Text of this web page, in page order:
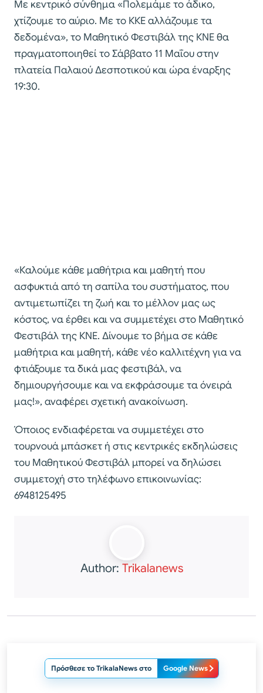
Με κεντρικό σύνθημα «Πολεμάμε το άδικο,
χτίζουμε το αύριο. Με το ΚΚΕ αλλάζουμε τα
δεδομένα», το Μαθητικό Φεστιβάλ της ΚΝΕ θα
πραγματοποιηθεί το Σάββατο 11 Μαΐου στην
πλατεία Παλαιού Δεσποτικού και ώρα έναρξης
19:30.
«Καλούμε κάθε μαθήτρια και μαθητή που
ασφυκτιά από τη σαπίλα του συστήματος, που
αντιμετωπίζει τη ζωή και το μέλλον μας ως
κόστος, να έρθει και να συμμετέχει στο Μαθητικό
Φεστιβάλ της ΚΝΕ. Δίνουμε το βήμα σε κάθε
μαθήτρια και μαθητή, κάθε νέο καλλιτέχνη για να
φτιάξουμε τα δικά μας φεστιβάλ, να
δημιουργήσουμε και να εκφράσουμε τα όνειρά
μας!», αναφέρει σχετική ανακοίνωση.
Όποιος ενδιαφέρεται να συμμετέχει στο
τουρνουά μπάσκετ ή στις κεντρικές εκδηλώσεις
του Μαθητικού Φεστιβάλ μπορεί να δηλώσει
συμμετοχή στο τηλέφωνο επικοινωνίας:
6948125495
Author: Trikalanews
Πρόσθεσε το TrikalaNews στο Google News